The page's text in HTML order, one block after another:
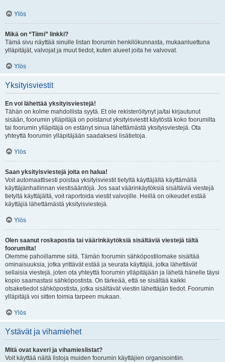
Ylös
Mikä on “Tiimi” linkki?
Tämä sivu näyttää sinulle listan foorumin henkilökunnasta, mukaanluettuna
ylläpitäjät, valvojat ja muut tiedot, kuten alueet joita he valvovat.
Ylös
Yksityisviestit
En voi lähettää yksityisviestejä!
Tähän on kolme mahdollista syytä. Et ole rekisteröitynyt ja/tai kirjautunut
sisään, foorumin ylläpitäjä on poistanut yksityisviestit käytöstä koko foorumilta
tai foorumin ylläpitäjä on estänyt sinua lähettämästä yksityisviestejä. Ota
yhteyttä foorumin ylläpitäjään saadaksesi lisätietoja.
Ylös
Saan yksityisviestejä joita en halua!
Voit automaattisesti poistaa yksityisviestit tietyltä käyttäjältä käyttämällä
käyttäjänhallinnan viestisääntöjä. Jos saat väärinkäytöksiä sisältäviä viestejä
tietyltä käyttäjältä, voit raportoida viestit valvojille. Heillä on oikeudet estää
käyttäjiä lähettämästä yksityisviestejä.
Ylös
Olen saanut roskapostia tai väärinkäytöksiä sisältäviä viestejä tältä
foorumilta!
Olemme pahoillamme siitä. Tämän foorumin sähköpostilomake sisältää
ominaisuuksia, jotka yrittävät estää ja seurata käyttäjiä, jotka lähettävät
sellaisia viestejä, joten ota yhteyttä foorumin ylläpitäjään ja lähetä hänelle täysi
kopio saamastasi sähköpostista. On tärkeää, että se sisältää kaikki
otsaketiedot sähköpostista, jotka sisältävät viestin lähettäjän tiedot. Foorumin
ylläpitäjä voi sitten toimia tarpeen mukaan.
Ylös
Ystävät ja vihamiehet
Mitä ovat kaveri ja vihamieslistat?
Voit käyttää näitä listoja muiden foorumin käyttäjien organisointiin.